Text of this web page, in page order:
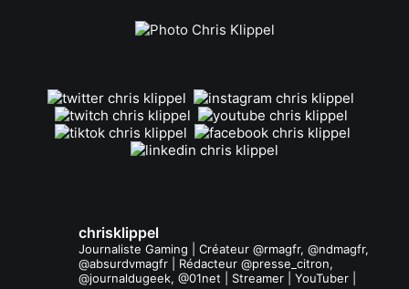
chrisklippel
Journaliste Gaming | Créateur @rmagfr, @ndmagfr,
@absurdvmagfr | Rédacteur @presse_citron,
@journaldugeek, @01net | Streamer | YouTuber |